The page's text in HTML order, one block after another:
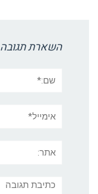
השארת תגובה
תגובה